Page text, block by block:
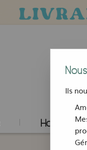
Homme
Ils